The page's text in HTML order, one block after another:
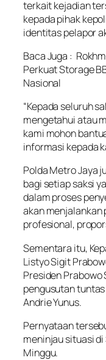
terkait kejadian
kepada pihak
identitas pelapor
Baca Juga :
Perkuat Storage
Nasional
“Kepada seluruh
mengetahui atau
kami mohon
informasi kepada
Polda Metro Jaya
bagi setiap saksi
dalam proses
akan menjalankan
profesional,
Sementara itu,
Listyo Sigit
Presiden
pengusutan
Andrie Yunus.
Pernyataan
meninjau situasi
Minggu.